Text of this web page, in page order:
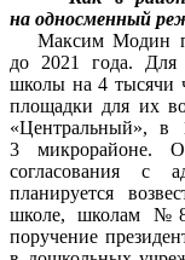
на односменный
Максим Модин
до 2021 года. Для
школы на 4 тысячи
площадки для их
«Центральный», в
3 микрорайоне.
согласования с
планируется
школе, школам
поручение